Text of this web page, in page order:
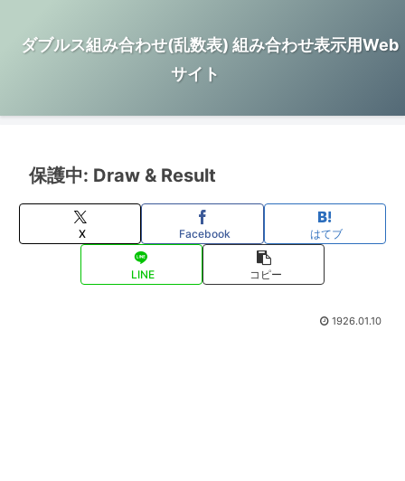
ダブルス組み合わせ(乱数表) 組み合わせ表示用Web
サイト
保護中: Draw & Result
X Facebook はてブ
LINE コピー
1926.01.10